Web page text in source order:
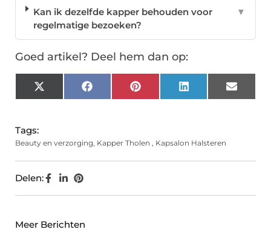
Kan ik dezelfde kapper behouden voor
regelmatige bezoeken?
▼
Goed artikel? Deel hem dan op:
X
(Twitter)
FacebookPinterest LinkedIn Email
Tags:
Beauty en verzorging, Kapper Tholen , Kapsalon Halsteren
Delen:
Meer Berichten